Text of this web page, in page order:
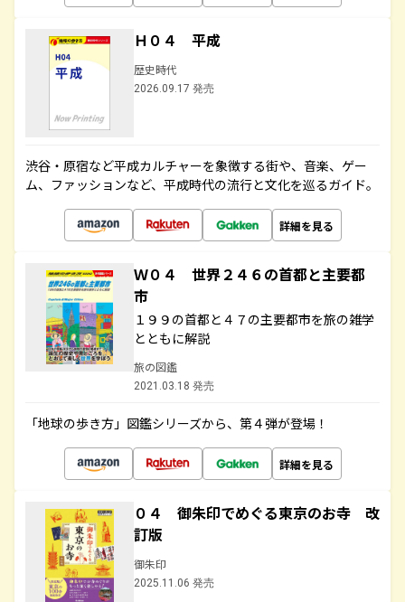
Ｈ０４ 平成
歴史時代
2026.09.17 発売
渋谷・原宿など平成カルチャーを象徴する街や、音楽、ゲー
ム、ファッションなど、平成時代の流行と文化を巡るガイド。
詳細を見る
Ｗ０４ 世界２４６の首都と主要都
市
１９９の首都と４７の主要都市を旅の雑学
とともに解説
旅の図鑑
2021.03.18 発売
「地球の歩き方」図鑑シリーズから、第４弾が登場！
詳細を見る
０４ 御朱印でめぐる東京のお寺 改
訂版
御朱印
2025.11.06 発売